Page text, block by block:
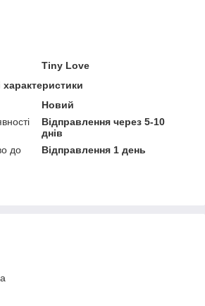
Tiny Love
Новий
Відправлення через 5-10
днів
до
Відправлення 1 день